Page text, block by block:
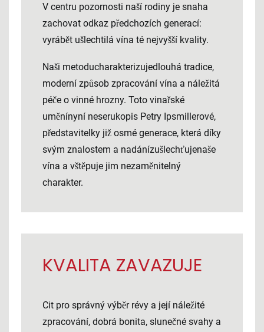
V centru pozornosti naší rodiny je snaha
zachovat odkaz předchozích generací:
vyrábět ušlechtilá vína té nejvyšší kvality.
Naši metoducharakterizujedlouhá tradice,
moderní způsob zpracování vína a náležitá
péče o vinné hrozny. Toto vinařské
uměnínyní neserukopis Petry Ipsmillerové,
představitelky již osmé generace, která díky
svým znalostem a nadánízušlechťujenaše
vína a vštěpuje jim nezaměnitelný
charakter.
KVALITA ZAVAZUJE
Cit pro správný výběr révy a její náležité
zpracování, dobrá bonita, slunečné svahy a